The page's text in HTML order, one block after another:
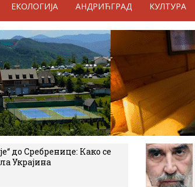
ЕКОЛОГИЈА АНДРИЋГРАД КУЛТУРА
до Сребренице: Како се
Украјина